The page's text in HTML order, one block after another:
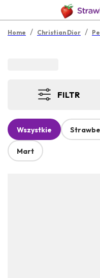
Home / Christian Dior /
FILTR
Wszystkie
Mart